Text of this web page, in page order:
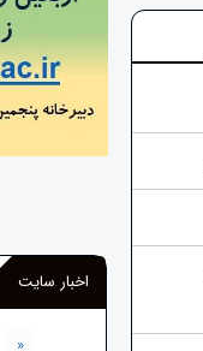
اخبار سایت
«